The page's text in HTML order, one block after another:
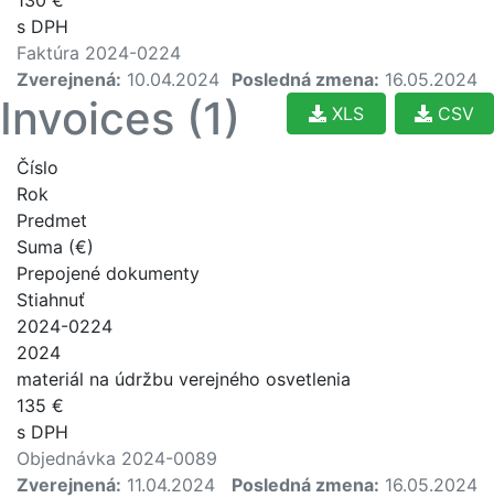
s DPH
Faktúra 2024-0224
Zverejnená: 10.04.2024 Posledná zmena: 16.05.2024
Invoices (1) CSV
XLS
Číslo
Rok
Predmet
Suma (€)
Prepojené dokumenty
Stiahnuť
2024-0224
2024
materiál na údržbu verejného osvetlenia
135 €
s DPH
Objednávka 2024-0089
Zverejnená: 11.04.2024 Posledná zmena: 16.05.2024